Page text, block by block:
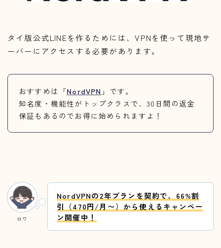
タイ版公式LINEを作るためには、VPNを使って現地サ
ーバーにアクセスする必要があります。
おすすめは「NordVPN 」です。
知名度・機能性がトップクラスで、30日間の返金
保証もあるのでお得に始められますよ！
ロワ
NordVPNの2年プランを契約で、66%割
引（470円/月〜）から使えるキャンペー
ン開催中！